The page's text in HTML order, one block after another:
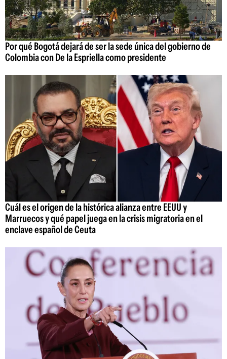
Por qué Bogotá dejará de ser la sede única del gobierno de
Colombia con De la Espriella como presidente
Cuál es el origen de la histórica alianza entre EEUU y
Marruecos y qué papel juega en la crisis migratoria en el
enclave español de Ceuta